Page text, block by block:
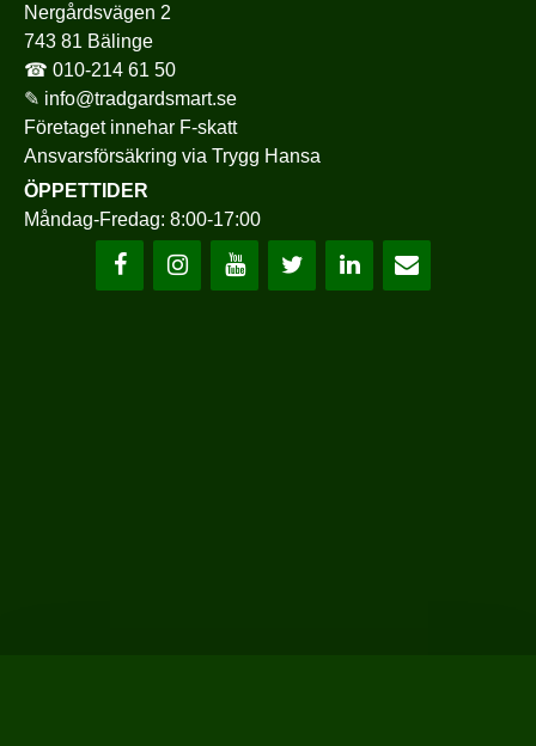
Nergårdsvägen 2
743 81 Bälinge
☎ 010-214 61 50
✎ info@tradgardsmart.se
Företaget innehar F-skatt
Ansvarsförsäkring via Trygg Hansa
ÖPPETTIDER
Måndag-Fredag: 8:00-17:00